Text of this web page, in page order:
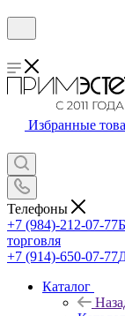
Избранные
Телефоны
+7 (984)-212-07-77
торговля
+7 (914)-650-07-77
Каталог